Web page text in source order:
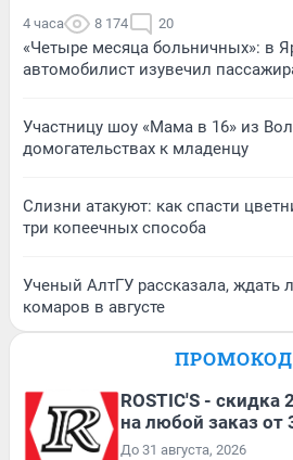
4 часа 8 174 20
«Четыре месяца больничных»: в
автомобилист изувечил
Участницу шоу «Мама в 16» из
домогательствах к младенцу
Слизни атакуют: как спасти
три копеечных способа
Ученый АлтГУ рассказала, ждать
комаров в августе
ROSTIC'S - скидка
на любой заказ от
До 31 августа, 2026